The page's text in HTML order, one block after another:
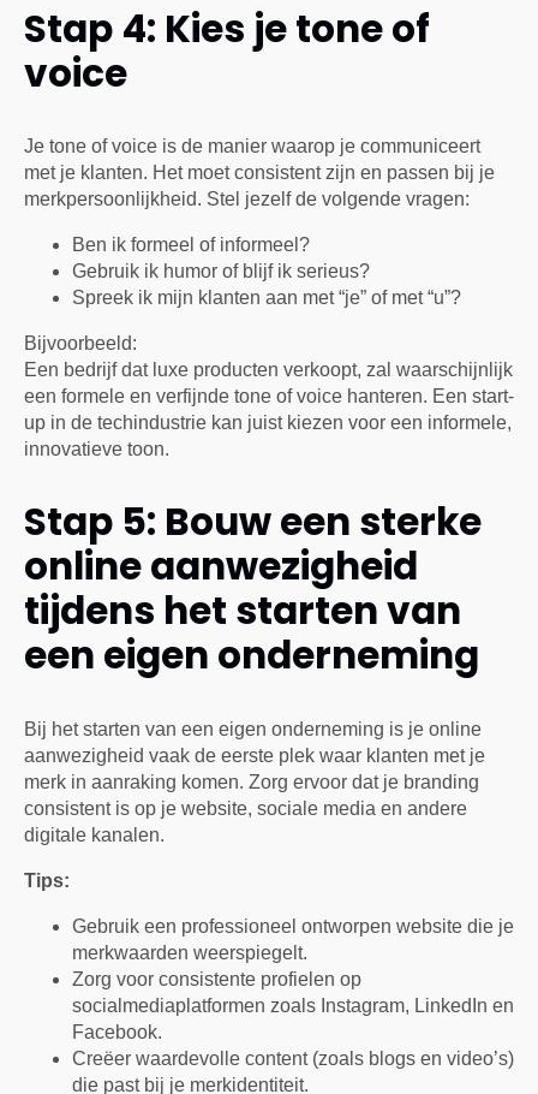
Stap 4: Kies je tone of
voice
Je tone of voice is de manier waarop je communiceert
met je klanten. Het moet consistent zijn en passen bij je
merkpersoonlijkheid. Stel jezelf de volgende vragen:
Ben ik formeel of informeel?
Gebruik ik humor of blijf ik serieus?
Spreek ik mijn klanten aan met “je” of met “u”?
Bijvoorbeeld:
Een bedrijf dat luxe producten verkoopt, zal waarschijnlijk
een formele en verfijnde tone of voice hanteren. Een start-
up in de techindustrie kan juist kiezen voor een informele,
innovatieve toon.
Stap 5: Bouw een sterke
online aanwezigheid
tijdens het starten van
een eigen onderneming
Bij het starten van een eigen onderneming is je online
aanwezigheid vaak de eerste plek waar klanten met je
merk in aanraking komen. Zorg ervoor dat je branding
consistent is op je website, sociale media en andere
digitale kanalen.
Tips:
Gebruik een professioneel ontworpen website die je
merkwaarden weerspiegelt.
Zorg voor consistente profielen op
socialmediaplatformen zoals Instagram, LinkedIn en
Facebook.
Creëer waardevolle content (zoals blogs en video’s)
die past bij je merkidentiteit.